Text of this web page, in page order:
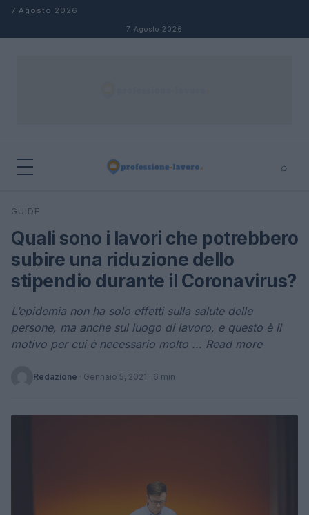
Salta al contenuto
7 Agosto 2026
7 Agosto 2026
⌕
Cerca
GUIDE
Quali sono i lavori che potrebbero
subire una riduzione dello
stipendio durante il Coronavirus?
L’epidemia non ha solo effetti sulla salute delle
persone, ma anche sul luogo di lavoro, e questo è il
motivo per cui è necessario molto ... Read more
Redazione · Gennaio 5, 2021 · 6 min